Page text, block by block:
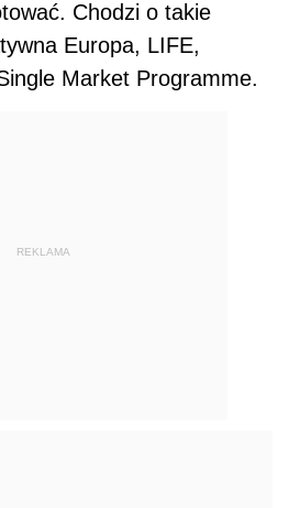
Chodzi o takie
Europa, LIFE,
Market Programme.
REKLAMA